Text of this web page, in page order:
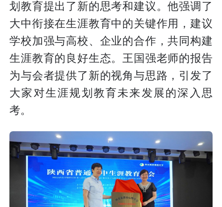
划教育提出了新的思考和建议。他强调了
大中衔接在生涯教育中的关键作用，建议
学校加强与高校、企业的合作，共同构建
生涯教育的良好生态。王国强老师的报告
为与会者提供了新的视角与思路，引发了
大家对生涯规划教育未来发展的深入思
考。